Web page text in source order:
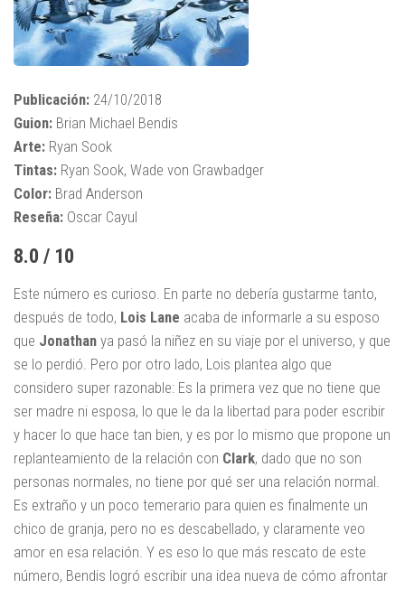
Publicación: 24/10/2018
Guion: Brian Michael Bendis
Arte: Ryan Sook
Tintas: Ryan Sook, Wade von Grawbadger
Color: Brad Anderson
Reseña: Oscar Cayul
8.0 / 10
Este número es curioso. En parte no debería gustarme tanto,
después de todo, Lois Lane acaba de informarle a su esposo
que Jonathan ya pasó la niñez en su viaje por el universo, y que
se lo perdió. Pero por otro lado, Lois plantea algo que
considero super razonable: Es la primera vez que no tiene que
ser madre ni esposa, lo que le da la libertad para poder escribir
y hacer lo que hace tan bien, y es por lo mismo que propone un
replanteamiento de la relación con Clark, dado que no son
personas normales, no tiene por qué ser una relación normal.
Es extraño y un poco temerario para quien es finalmente un
chico de granja, pero no es descabellado, y claramente veo
amor en esa relación. Y es eso lo que más rescato de este
número, Bendis logró escribir una idea nueva de cómo afrontar